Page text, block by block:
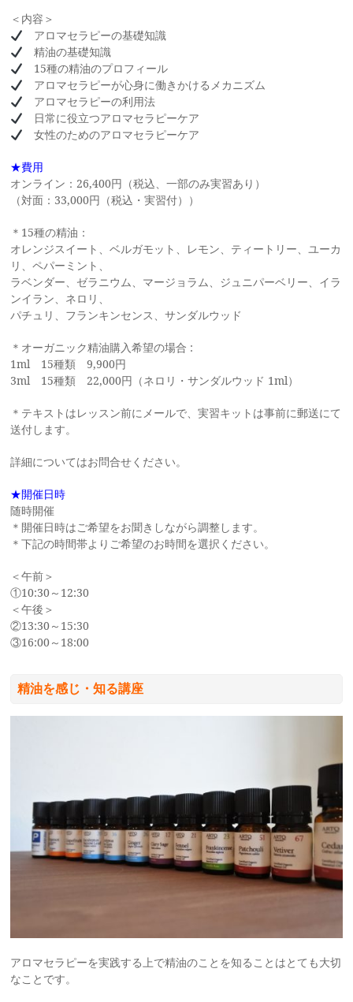
＜内容＞
アロマセラピーの基礎知識
精油の基礎知識
15種の精油のプロフィール
アロマセラピーが心身に働きかけるメカニズム
アロマセラピーの利用法
日常に役立つアロマセラピーケア
女性のためのアロマセラピーケア
★費用
オンライン：26,400円（税込、一部のみ実習あり）
（対面：33,000円（税込・実習付））
＊15種の精油：
オレンジスイート、ベルガモット、レモン、ティートリー、ユーカ
リ、ペパーミント、
ラベンダー、ゼラニウム、マージョラム、ジュニパーベリー、イラ
ンイラン、ネロリ、
パチュリ、フランキンセンス、サンダルウッド
＊オーガニック精油購入希望の場合 :
1ml 15種類 9,900円
3ml 15種類 22,000円（ネロリ・サンダルウッド 1ml）
＊テキストはレッスン前にメールで、実習キットは事前に郵送にて
送付します。
詳細についてはお問合せください。
★開催日時
随時開催
＊開催日時はご希望をお聞きしながら調整します。
＊下記の時間帯よりご希望のお時間を選択ください。
＜午前＞
①10:30～12:30
＜午後＞
②13:30～15:30
③16:00～18:00
精油を感じ・知る講座
アロマセラピーを実践する上で精油のことを知ることはとても大切
なことです。